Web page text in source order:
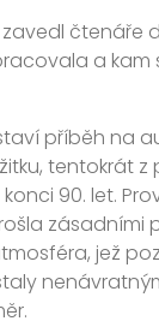
čtenáře
a kam
příběh na
tentokrát
90. let.
zásadními
jež